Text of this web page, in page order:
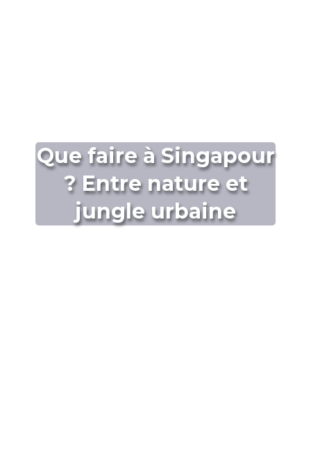
Que faire à Singapour
? Entre nature et
jungle urbaine